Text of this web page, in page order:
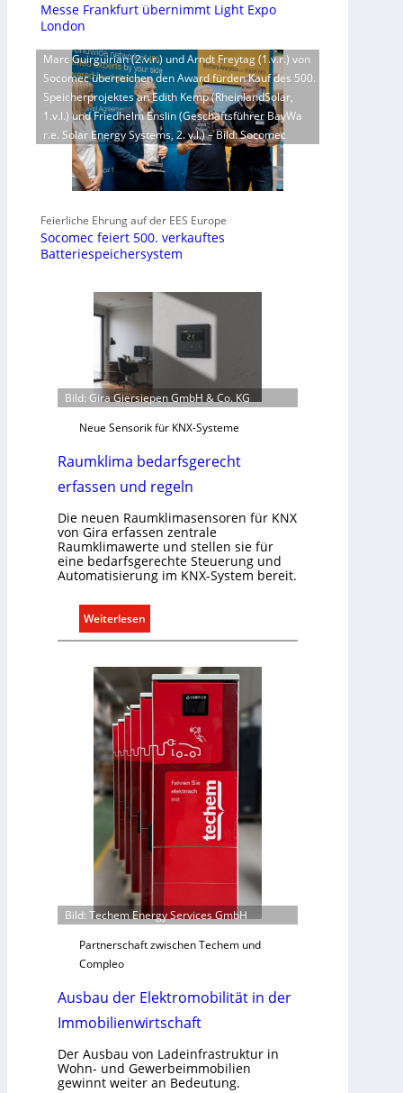
Messe Frankfurt übernimmt Light Expo
London
Marc Guirguirian (2.v.r.) und Arndt Freytag (1.v.r.) von
Socomec überreichen den Award fürden Kauf des 500.
Speicherprojektes an Edith Kemp (RheinlandSolar,
1.v.l.) und Friedhelm Enslin (Geschäftsführer BayWa
r.e. Solar Energy Systems, 2. v.l.) – Bild: Socomec
Feierliche Ehrung auf der EES Europe
Socomec feiert 500. verkauftes
Batteriespeichersystem
Bild: Gira Giersiepen GmbH & Co. KG
Neue Sensorik für KNX-Systeme
Raumklima bedarfsgerecht
erfassen und regeln
Die neuen Raumklimasensoren für KNX
von Gira erfassen zentrale
Raumklimawerte und stellen sie für
eine bedarfsgerechte Steuerung und
Automatisierung im KNX-System bereit.
Weiterlesen
R
u
m
i
m
e
s
g
e
c
t
e
Bild: Techem Energy Services GmbH
Partnerschaft zwischen Techem und
Compleo
Ausbau der Elektromobilität in der
Immobilienwirtschaft
Der Ausbau von Ladeinfrastruktur in
Wohn- und Gewerbeimmobilien
gewinnt weiter an Bedeutung.